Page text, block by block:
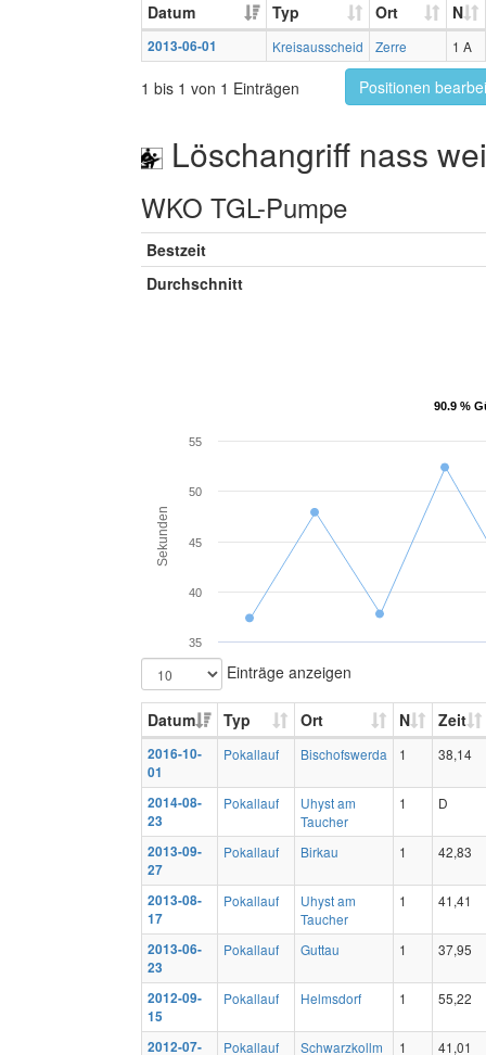
Datum Typ Ort N
2013-06-01 Kreisausscheid Zerre 1 A
1 bis 1 von 1 Einträgen Positionen
Löschangriff nass
WKO TGL-Pumpe
Bestzeit
Durchschnitt
90.9 %
90.9 %
Sekunden
35
40
45
50
55
Einträge anzeigen
Datum Typ Ort N Zeit
2016-10-
01
Pokallauf Bischofswerda 1 38,14
2014-08-
23
Pokallauf
Uhyst am
Taucher
1 D
2013-09-
27
Pokallauf Birkau 1 42,83
2013-08-
17
Pokallauf
Uhyst am
Taucher
1 41,41
2013-06-
23
Pokallauf Guttau 1 37,95
2012-09-
15
Pokallauf Helmsdorf 1 55,22
2012-07- Pokallauf Schwarzkollm 1 41,01